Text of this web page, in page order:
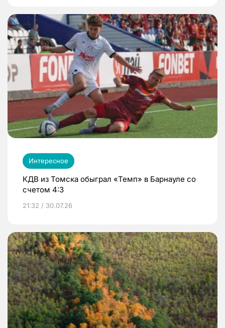
Интересное
КДВ из Томска обыграл «Темп» в Барнауле со
счетом 4:3
21:32 / 30.07.26